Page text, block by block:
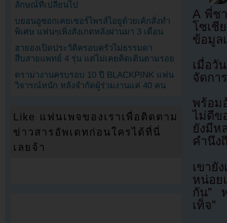
A พี่ช
โซเ
ข้อมูล
เมื่อ
จัดกา
พร้อม
ไม่ดีข
ยังมีห
คำนึง
เขายั
หน่อย
กัน”
เท็จ”
ลักษณ์ที่เปลี่ยนไป
บยอนอูซอกเคยเซอร์ไพรส์ไอยูด้วยเค้กสั่งทำ
พิเศษ แฟนๆเพิ่งสังเกตหลังผ่านมา 3 เดือน
ฮายองเปิดประวัติครอบครัวไม่ธรรมดา
สืบสายแพทย์ 4 รุ่น แต่ไม่เคยคิดเดินตามรอย
ดราม่างานครบรอบ 10 ปี BLACKPINK แฟน
วิจารณ์หนัก หลังจำกัดผู้ร่วมงานแค่ 40 คน
Like แฟนเพจของเราเพื่อติดตาม
ข่าวสารอัพเดทก่อนใครได้ที่นี่
เลยจ้า